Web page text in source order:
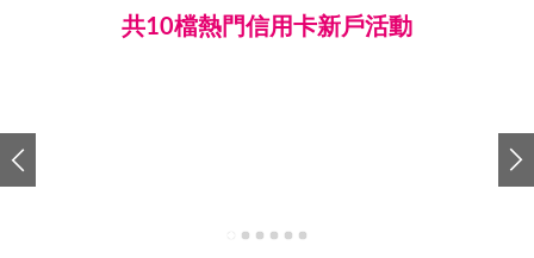
共10檔熱門信用卡新戶活動